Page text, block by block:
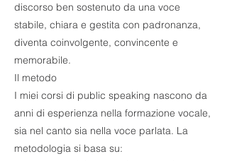
discorso ben sostenuto da una voce
stabile, chiara e gestita con padronanza,
diventa coinvolgente, convincente e
memorabile.
Il metodo
I miei corsi di public speaking nascono da
anni di esperienza nella formazione vocale,
sia nel canto sia nella voce parlata. La
metodologia si basa su: